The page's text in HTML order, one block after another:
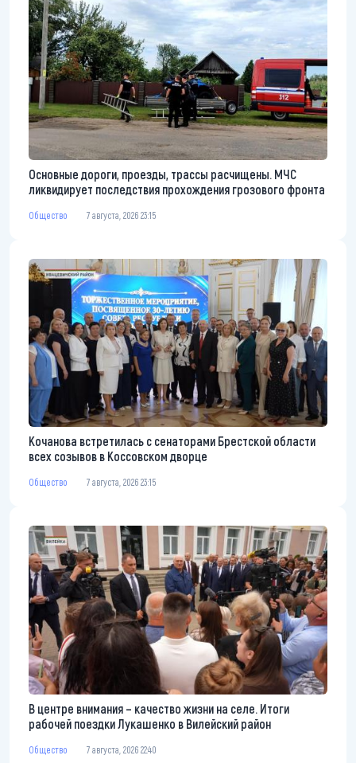
Основные дороги, проезды, трассы расчищены. МЧС
ликвидирует последствия прохождения грозового фронта
Общество 7 августа, 2026 23:15
Кочанова встретилась с сенаторами Брестской области
всех созывов в Коссовском дворце
Общество 7 августа, 2026 23:15
В центре внимания – качество жизни на селе. Итоги
рабочей поездки Лукашенко в Вилейский район
Общество 7 августа, 2026 22:40